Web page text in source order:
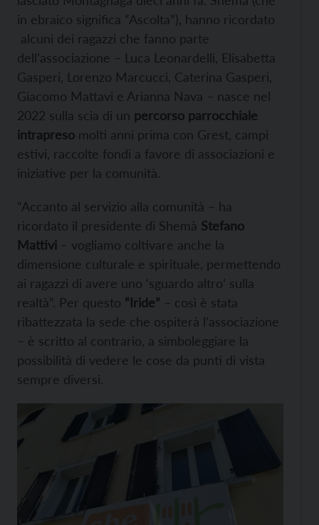
in ebraico significa “Ascolta”), hanno ricordato
alcuni dei ragazzi che fanno parte
dell’associazione – Luca Leonardelli, Elisabetta
Gasperi, Lorenzo Marcucci, Caterina Gasperi,
Giacomo Mattavi e Arianna Nava – nasce nel
2022 sulla scia di un percorso parrocchiale
intrapreso molti anni prima con Grest, campi
estivi, raccolte fondi a favore di associazioni e
iniziative per la comunità.
“Accanto al servizio alla comunità – ha
ricordato il presidente di Shemà Stefano
Mattivi – vogliamo coltivare anche la
dimensione culturale e spirituale, permettendo
ai ragazzi di avere uno ‘sguardo altro’ sulla
realtà”. Per questo “Iride” – così è stata
ribattezzata la sede che ospiterà l’associazione
– è scritto al contrario, a simboleggiare la
possibilità di vedere le cose da punti di vista
sempre diversi.